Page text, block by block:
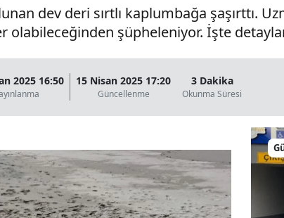
dev deri sırtlı kaplumbağa şaşırttı.
olabileceğinden şüpheleniyor. İşte
2025 16:50 15 Nisan 2025 17:20
Güncellenme
3 Dakika
Okunma Süresi